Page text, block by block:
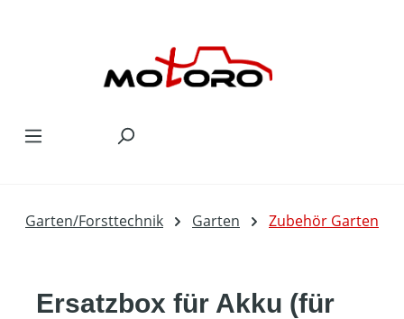
Garten/Forsttechnik Garten Zubehör Garten
Ersatzbox für Akku (für